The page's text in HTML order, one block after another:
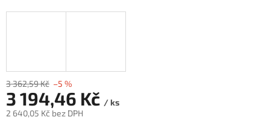
3 362,59 Kč –5 %
3 194,46 Kč / ks
2 640,05 Kč bez DPH